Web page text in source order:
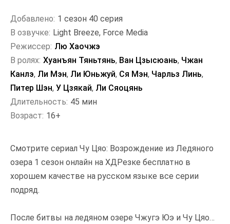
Смотрите сериал Чу Цяо: Возрождение из Ледяного
озера 1 сезон онлайн на ХДРезке бесплатно в
хорошем качестве на русском языке все серии
подряд.
После битвы на ледяном озере Чжугэ Юэ и Чу Цяо
Добавлено: 1 сезон 40 серия
В озвучке: Light Breeze, Force Media
Режиссер: Лю Хаочжэ
В ролях: Хуанъян Тяньтянь, Ван Цзысюань, Чжан
Канлэ, Ли Мэн, Ли Юньжуй, Ся Мэн, Чарльз Линь,
Питер Шэн, У Цзякай, Ли Сяоцянь
Длительность: 45 мин
Возраст: 16+